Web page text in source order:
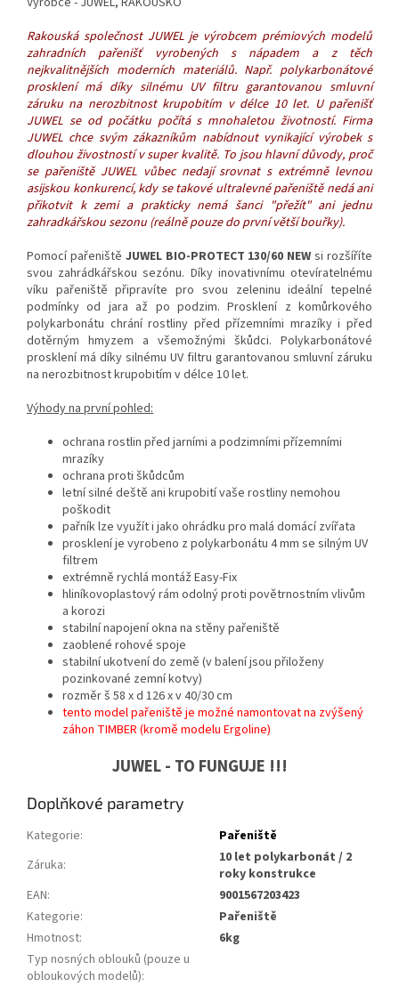
Rakouská společnost JUWEL je výrobcem prémiových modelů
zahradních pařenišť vyrobených s nápadem a z těch
nejkvalitnějších moderních materiálů. Např. polykarbonátové
prosklení má díky silnému UV filtru garantovanou smluvní
záruku na nerozbitnost krupobitím v délce 10 let. U pařenišť
JUWEL se od počátku počítá s mnohaletou životností. Firma
JUWEL chce svým zákazníkům nabídnout vynikající výrobek s
dlouhou živostností v super kvalitě. To jsou hlavní důvody, proč
se pařeniště JUWEL vůbec nedají srovnat s extrémně levnou
asijskou konkurencí, kdy se takové ultralevné pařeniště nedá ani
přikotvit k zemi a prakticky nemá šanci "přežít" ani jednu
zahradkářskou sezonu (reálně pouze do první větší bouřky).
Pomocí pařeniště JUWEL BIO-PROTECT 130/60 NEWsi rozšíříte
svou zahrádkářskou sezónu. Díky inovativnímu otevíratelnému
víku pařeniště připravíte pro svou zeleninu ideální tepelné
podmínky od jara až po podzim. Prosklení z komůrkového
polykarbonátu chrání rostliny před přízemními mrazíky i před
dotěrným hmyzem a všemožnými škůdci. Polykarbonátové
prosklení má díky silnému UV filtru garantovanou smluvní záruku
na nerozbitnost krupobitím v délce 10 let.
Výhody na první pohled:
ochrana rostlin před jarními a podzimními přízemními
mrazíky
ochrana proti škůdcům
letní silné deště ani krupobití vaše rostliny nemohou
poškodit
pařník lze využít i jako ohrádku pro malá domácí zvířata
prosklení je vyrobeno z polykarbonátu 4 mm se silným UV
filtrem
extrémně rychlá montáž Easy-Fix
hliníkovoplastový rám odolný proti povětrnostním vlivům
a korozi
stabilní napojení okna na stěny pařeniště
zaoblené rohové spoje
stabilní ukotvení do země (v balení jsou přiloženy
pozinkované zemní kotvy)
rozměr š 58 x d 126 x v 40/30 cm
tento model pařeniště je možné namontovat na zvýšený
záhon TIMBER (kromě modelu Ergoline)
JUWEL - TO FUNGUJE !!!
Doplňkové parametry
Kategorie:
Pařeniště
Záruka:
10 let polykarbonát / 2
roky konstrukce
EAN:
9001567203423
Kategorie:
pařeniště
Hmotnost:
6kg
Typ nosných oblouků (pouze u
obloukových modelů):